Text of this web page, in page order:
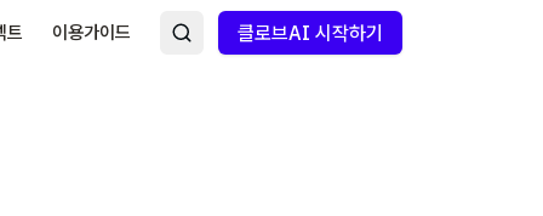
트 이용가이드 클로브AI 시작하기